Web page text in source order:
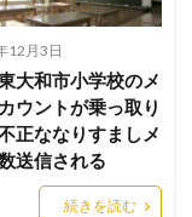
ー
ス
ングされました
ト
12月3日
大和市小学校のメ
ウントが乗っ取り
正ななりすましメ
送信される
続きを読む